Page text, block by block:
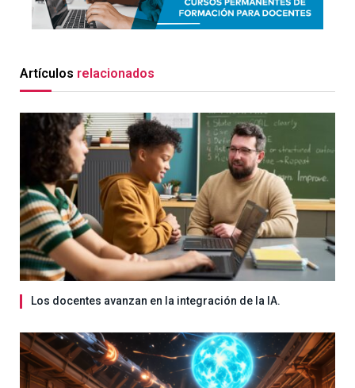
Artículos relacionados
Los docentes avanzan en la integración de la IA.